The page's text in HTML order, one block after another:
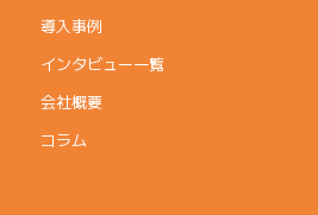
導入事例
インタビュー一覧
会社概要
コラム